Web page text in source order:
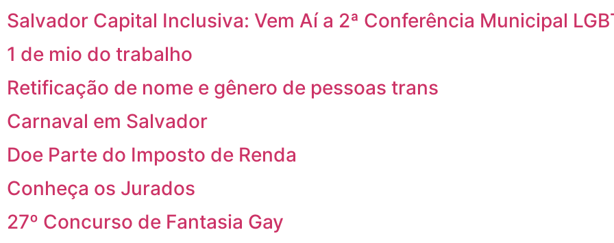
Salvador Capital Inclusiva: Vem Aí a 2ª Conferência Municipal
1 de mio do trabalho
Retificação de nome e gênero de pessoas trans
Carnaval em Salvador
Doe Parte do Imposto de Renda
Conheça os Jurados
27º Concurso de Fantasia Gay